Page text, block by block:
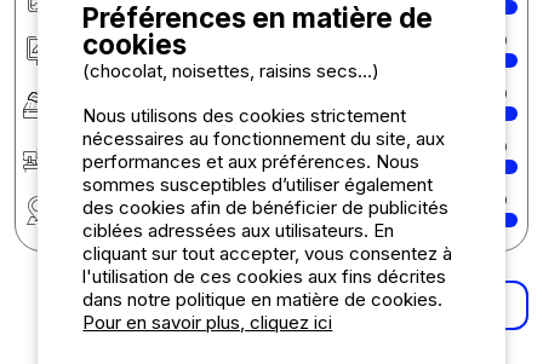
Hébergement/Emplacement 10
10
Accueil 10
Région 10
Plus de résultats
Préférences en matière de
cookies
(chocolat, noisettes, raisins secs...)
Nous utilisons des cookies strictement
nécessaires au fonctionnement du site, aux
performances et aux préférences. Nous
sommes susceptibles d’utiliser également
des cookies afin de bénéficier de publicités
ciblées adressées aux utilisateurs. En
cliquant sur tout accepter, vous consentez à
l'utilisation de ces cookies aux fins décrites
dans notre politique en matière de cookies.
Pour en savoir plus, cliquez ici